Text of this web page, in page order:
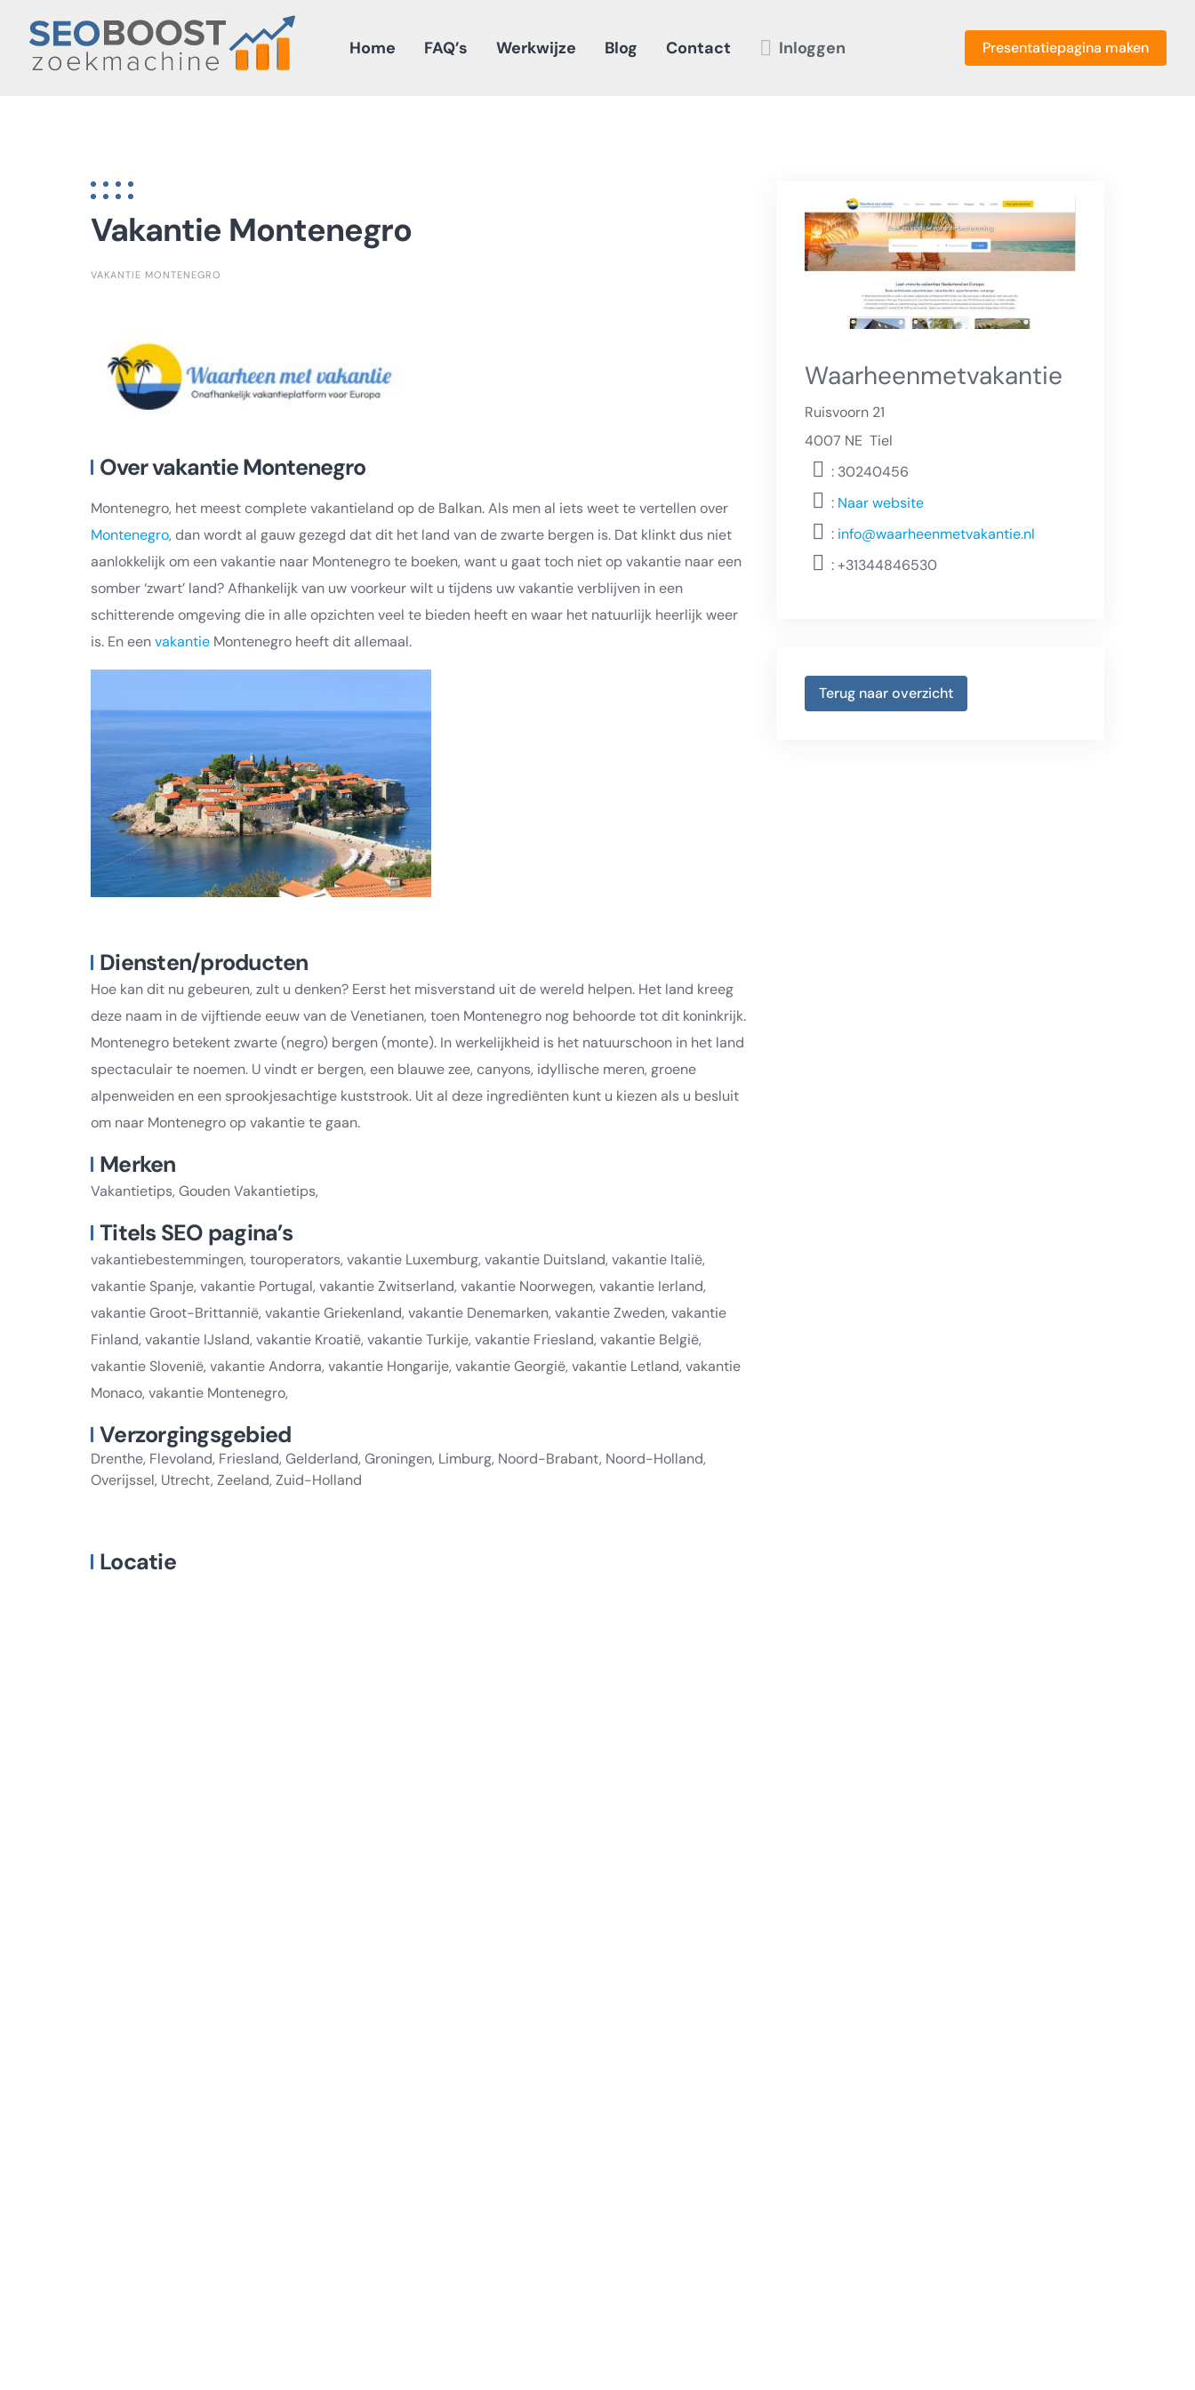
content
Home FAQ’s Werkwijze Blog Contact Inloggen Presentatiepagina maken
Vakantie Montenegro
VAKANTIE MONTENEGRO
Over vakantie Montenegro
Montenegro, het meest complete vakantieland op de Balkan. Als men al iets weet te vertellen over
Montenegro, dan wordt al gauw gezegd dat dit het land van de zwarte bergen is. Dat klinkt dus niet
aanlokkelijk om een vakantie naar Montenegro te boeken, want u gaat toch niet op vakantie naar een
somber ‘zwart’ land? Afhankelijk van uw voorkeur wilt u tijdens uw vakantie verblijven in een
schitterende omgeving die in alle opzichten veel te bieden heeft en waar het natuurlijk heerlijk weer
is. En eenvakantie Montenegro heeft dit allemaal.
Diensten/producten
Hoe kan dit nu gebeuren, zult u denken? Eerst het misverstand uit de wereld helpen. Het land kreeg
deze naam in de vijftiende eeuw van de Venetianen, toen Montenegro nog behoorde tot dit koninkrijk.
Montenegro betekent zwarte (negro) bergen (monte). In werkelijkheid is het natuurschoon in het land
spectaculair te noemen. U vindt er bergen, een blauwe zee, canyons, idyllische meren, groene
alpenweiden en een sprookjesachtige kuststrook. Uit al deze ingrediënten kunt u kiezen als u besluit
om naar Montenegro op vakantie te gaan.
Merken
Vakantietips, Gouden Vakantietips,
Titels SEO pagina’s
vakantiebestemmingen, touroperators, vakantie Luxemburg, vakantie Duitsland, vakantie Italië,
vakantie Spanje, vakantie Portugal, vakantie Zwitserland, vakantie Noorwegen, vakantie Ierland,
vakantie Groot-Brittannië, vakantie Griekenland, vakantie Denemarken, vakantie Zweden, vakantie
Finland, vakantie IJsland, vakantie Kroatië, vakantie Turkije, vakantie Friesland, vakantie België,
vakantie Slovenië, vakantie Andorra, vakantie Hongarije, vakantie Georgië, vakantie Letland, vakantie
Monaco, vakantie Montenegro,
Verzorgingsgebied
Drenthe, Flevoland, Friesland, Gelderland, Groningen, Limburg, Noord-Brabant, Noord-Holland,
Overijssel, Utrecht, Zeeland, Zuid-Holland
Locatie
Waarheenmetvakantie
Ruisvoorn 21
4007 NE Tiel
: 30240456
:Naar website
: info@waarheenmetvakantie.nl
:+31344846530
Terug naar overzicht